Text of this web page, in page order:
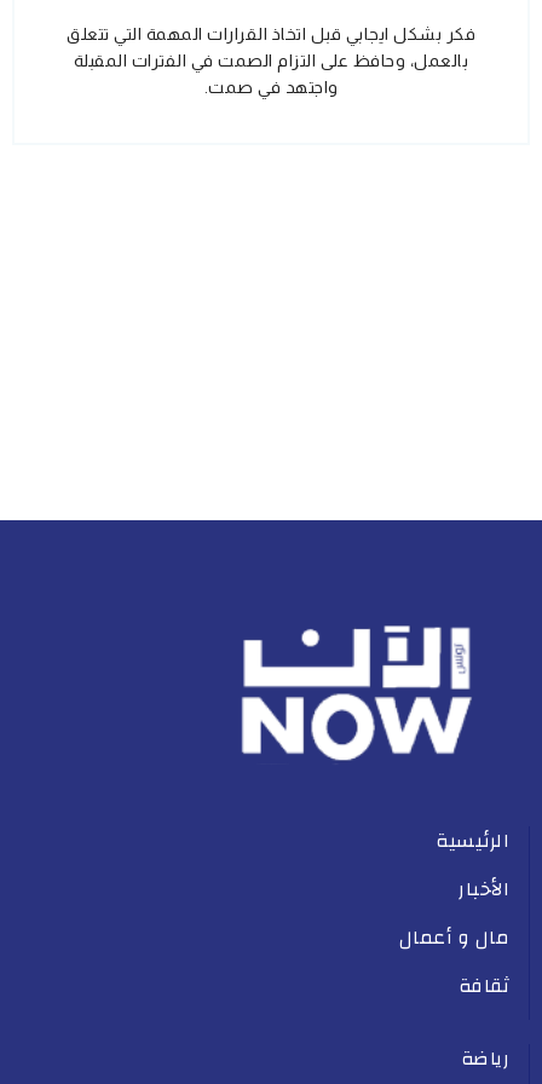
فكر بشكل ايجابي قبل اتخاذ القرارات المهمة التي تتعلق
بالعمل، وحافظ على التزام الصمت في الفترات المقبلة
واجتهد في صمت.
الرئيسية
الأخبار
مال و أعمال
ثقافة
رياضة